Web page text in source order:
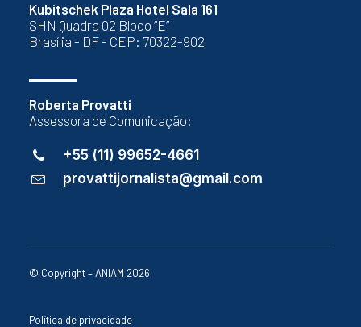
Kubitschek Plaza Hotel Sala 161
SHN Quadra 02 Bloco “E”
Brasília - DF - CEP: 70322-902
Roberta Provatti
Assessora de Comunicação:
+55 (11) 99652-4661
provattijornalista@gmail.com
© Copyright – ANIAM 2026
Política de privacidade